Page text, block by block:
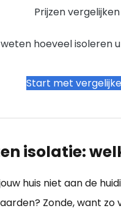
Prijzen vergelijken
hoeveel isoleren
Start met
isolatie:
huis niet aan de
Zonde, want zo